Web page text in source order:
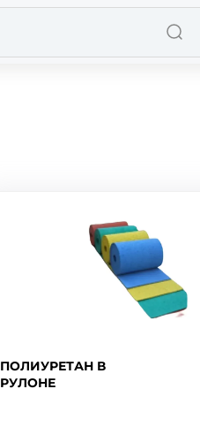
ПОЛИУРЕТАН В
РУЛОНЕ